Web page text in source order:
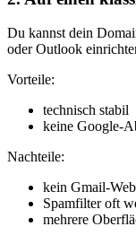
Du kannst dein
oder Outlook
Vorteile:
technisch stabil
keine Google-
Nachteile:
kein Gmail-
Spamfilter oft
mehrere